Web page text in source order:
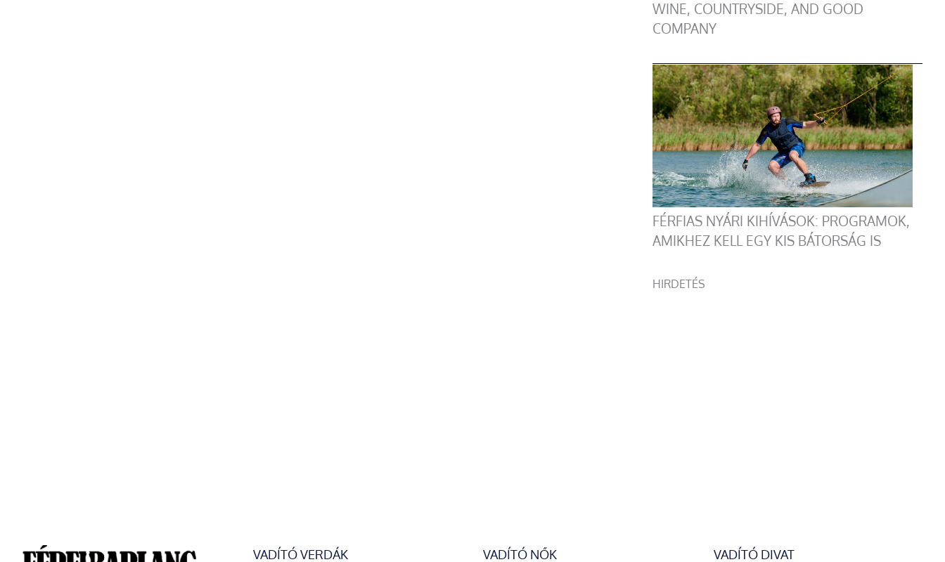
WINE, COUNTRYSIDE, AND GOOD
COMPANY
FÉRFIAS NYÁRI KIHÍVÁSOK: PROGRAMOK,
AMIKHEZ KELL EGY KIS BÁTORSÁG IS
HIRDETÉS
VADÍTÓ VERDÁK VADÍTÓ NŐK VADÍTÓ DIVAT